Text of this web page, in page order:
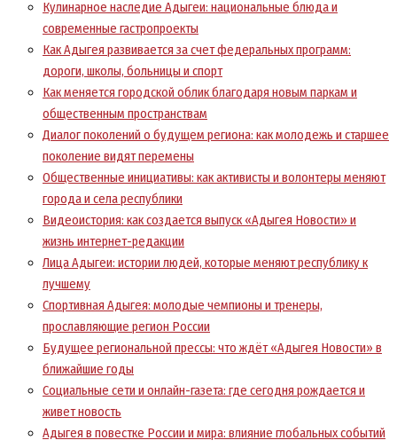
Кулинарное наследие Адыгеи: национальные блюда и
современные гастропроекты
Как Адыгея развивается за счет федеральных программ:
дороги, школы, больницы и спорт
Как меняется городской облик благодаря новым паркам и
общественным пространствам
Диалог поколений о будущем региона: как молодежь и старшее
поколение видят перемены
Общественные инициативы: как активисты и волонтеры меняют
города и села республики
Видеоистория: как создается выпуск «Адыгея Новости» и
жизнь интернет-редакции
Лица Адыгеи: истории людей, которые меняют республику к
лучшему
Спортивная Адыгея: молодые чемпионы и тренеры,
прославляющие регион России
Будущее региональной прессы: что ждёт «Адыгея Новости» в
ближайшие годы
Социальные сети и онлайн-газета: где сегодня рождается и
живет новость
Адыгея в повестке России и мира: влияние глобальных событий